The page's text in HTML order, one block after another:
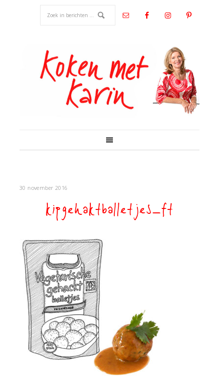
30 november 2016
kipgehaktballetjes_ft